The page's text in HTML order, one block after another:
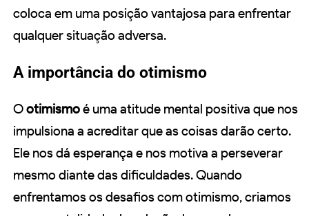
coloca em uma posição vantajosa para enfrentar
qualquer situação adversa.
A importância do otimismo
Ootimismoé uma atitude mental positiva que nos
impulsiona a acreditar que as coisas darão certo.
Ele nos dá esperança e nos motiva a perseverar
mesmo diante das dificuldades. Quando
enfrentamos os desafios com otimismo, criamos